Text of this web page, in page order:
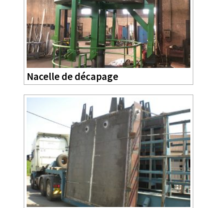
Nacelle de décapage